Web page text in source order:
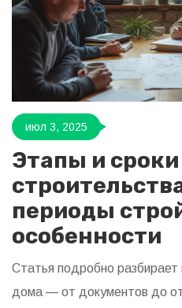
июл 3, 2025
Этапы и сроки
периоды
особенности
Статья подробно разбирает
дома — от документов до